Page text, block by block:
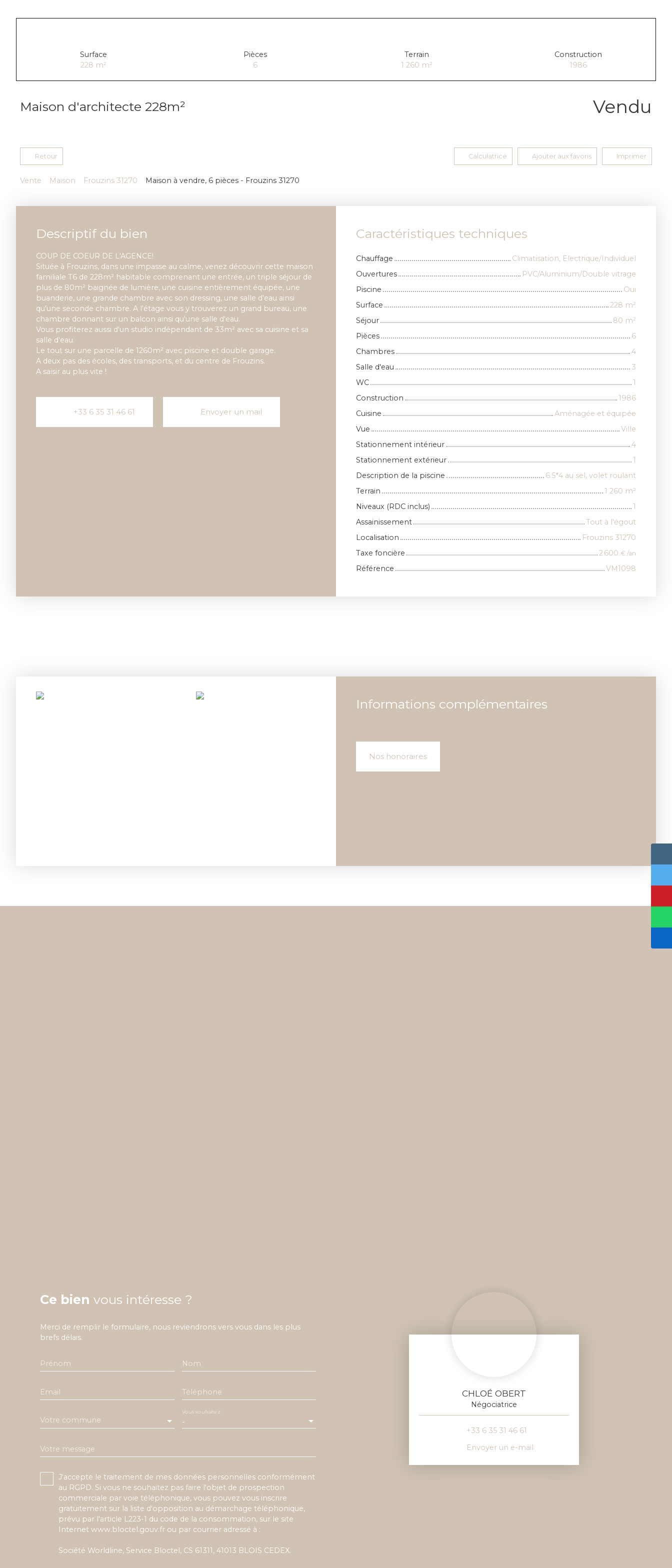
Surface
228 m²
Pièces
6
Terrain
1 260 m²
Construction
1986
Maison d'architecte 228m² Vendu
Retour Calculatrice Ajouter aux favoris Imprimer
Vente Maison Frouzins 31270 Maison à vendre, 6 pièces - Frouzins 31270
Descriptif du bien
COUP DE COEUR DE L'AGENCE!
Située à Frouzins, dans une impasse au calme, venez découvrir cette maison
familiale T6 de 228m² habitable comprenant une entrée, un triple séjour de
plus de 80m² baignée de lumière, une cuisine entièrement équipée, une
buanderie, une grande chambre avec son dressing, une salle d'eau ainsi
qu'une seconde chambre. A l'étage vous y trouverez un grand bureau, une
chambre donnant sur un balcon ainsi qu'une salle d'eau.
Vous profiterez aussi d'un studio indépendant de 33m² avec sa cuisine et sa
salle d'eau.
Le tout sur une parcelle de 1260m² avec piscine et double garage.
A deux pas des écoles, des transports, et du centre de Frouzins.
A saisir au plus vite !
+33 6 35 31 46 61 Envoyer un mail
Caractéristiques techniques
Chauffage
Climatisation, Electrique/Individuel
Ouvertures
PVC/Aluminium/Double vitrage
Piscine
Oui
Surface
228 m²
Séjour
80 m²
Pièces
6
Chambres
4
Salle d'eau
3
WC
1
Construction
1986
Cuisine
Aménagée et équipée
Vue
Ville
Stationnement intérieur
4
Stationnement extérieur
1
Description de la piscine
6.5*4 au sel, volet roulant
Terrain
1 260 m²
Niveaux (RDC inclus)
1
Assainissement
Tout à l'égout
Localisation
Frouzins 31270
Taxe foncière
2 600 € /an
Référence VM1098
Informations complémentaires
Nos honoraires
Ce bien vous intéresse ?
Merci de remplir le formulaire, nous reviendrons vers vous dans les plus
brefs délais.
Prénom Nom
Email Téléphone
Votre commune -
Vous souhaitez
Votre message
J'accepte le traitement de mes données personnelles conformément
au RGPD. Si vous ne souhaitez pas faire l'objet de prospection
commerciale par voie téléphonique, vous pouvez vous inscrire
gratuitement sur la liste d'opposition au démarchage téléphonique,
prévu par l'article L223-1 du code de la consommation, sur le site
Internet www.bloctel.gouv.fr ou par courrier adressé à :
Société Worldline, Service Bloctel, CS 61311, 41013 BLOIS CEDEX.
CHLOÉ OBERT
Négociatrice
+33 6 35 31 46 61
Envoyer un e-mail